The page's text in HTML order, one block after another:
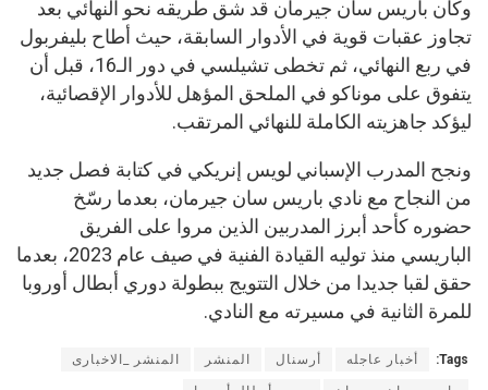
وكان باريس سان جيرمان قد شق طريقه نحو النهائي بعد
تجاوز عقبات قوية في الأدوار السابقة، حيث أطاح بليفربول
في ربع النهائي، ثم تخطى تشيلسي في دور الـ16، قبل أن
يتفوق على موناكو في الملحق المؤهل للأدوار الإقصائية،
ليؤكد جاهزيته الكاملة للنهائي المرتقب.
ونجح المدرب الإسباني لويس إنريكي في كتابة فصل جديد
من النجاح مع نادي باريس سان جيرمان، بعدما رسّخ
حضوره كأحد أبرز المدربين الذين مروا على الفريق
الباريسي منذ توليه القيادة الفنية في صيف عام 2023، بعدما
حقق لقبا جديدا من خلال التتويج ببطولة دوري أبطال أوروبا
للمرة الثانية في مسيرته مع النادي.
Tags: أخبار عاجله أرسنال المنشر المنشر _الاخبارى